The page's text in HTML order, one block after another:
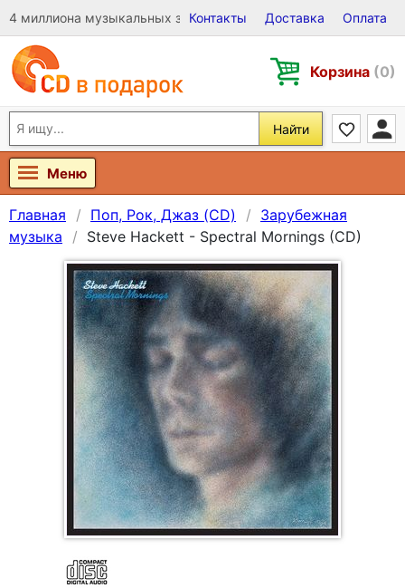
4 миллиона музыкальных записей на Виниле, CD и DVD
Контакты Доставка Оплата
Корзина (0)
Найти
Меню
Главная Поп, Рок, Джаз (CD)
Зарубежная
музыка
Steve Hackett - Spectral Mornings (CD)